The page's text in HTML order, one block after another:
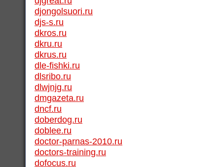
djongolsuori.ru
djs-s.ru
dkros.ru
dkru.ru
dkrus.ru
dle-fishki.ru
dlsribo.ru
dlwjnjg.ru
dmgazeta.ru
dncf.ru
doberdog.ru
doblee.ru
doctor-parnas-2010.ru
doctors-training.ru
dofocus.ru